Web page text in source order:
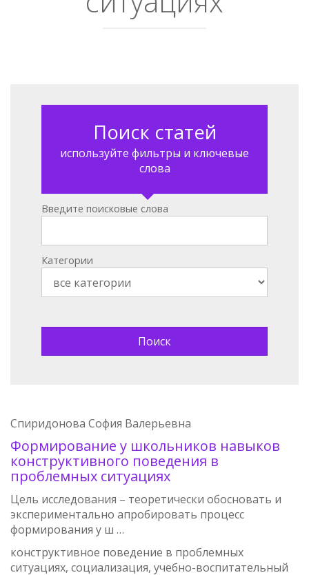
Поиск статей
используйте фильтры и ключевые
слова
Введите поисковые слова
Категории
Спиридонова София Валерьевна
Формирование у школьников навыков
конструктивного поведения в
проблемных ситуациях
Цель исследования – теоретически обосновать и
экспериментально апробировать процесс
формирования у ш …
конструктивное поведение в проблемных
ситуациях, социализация, учебно-воспитательный